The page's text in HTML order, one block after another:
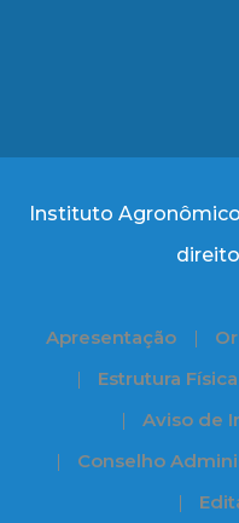
Instituto
Apresentação
Estrutura Física
Aviso de
Conselho